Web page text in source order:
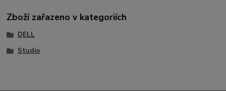
Zboží zařazeno v kategoriích
DELL
Studio